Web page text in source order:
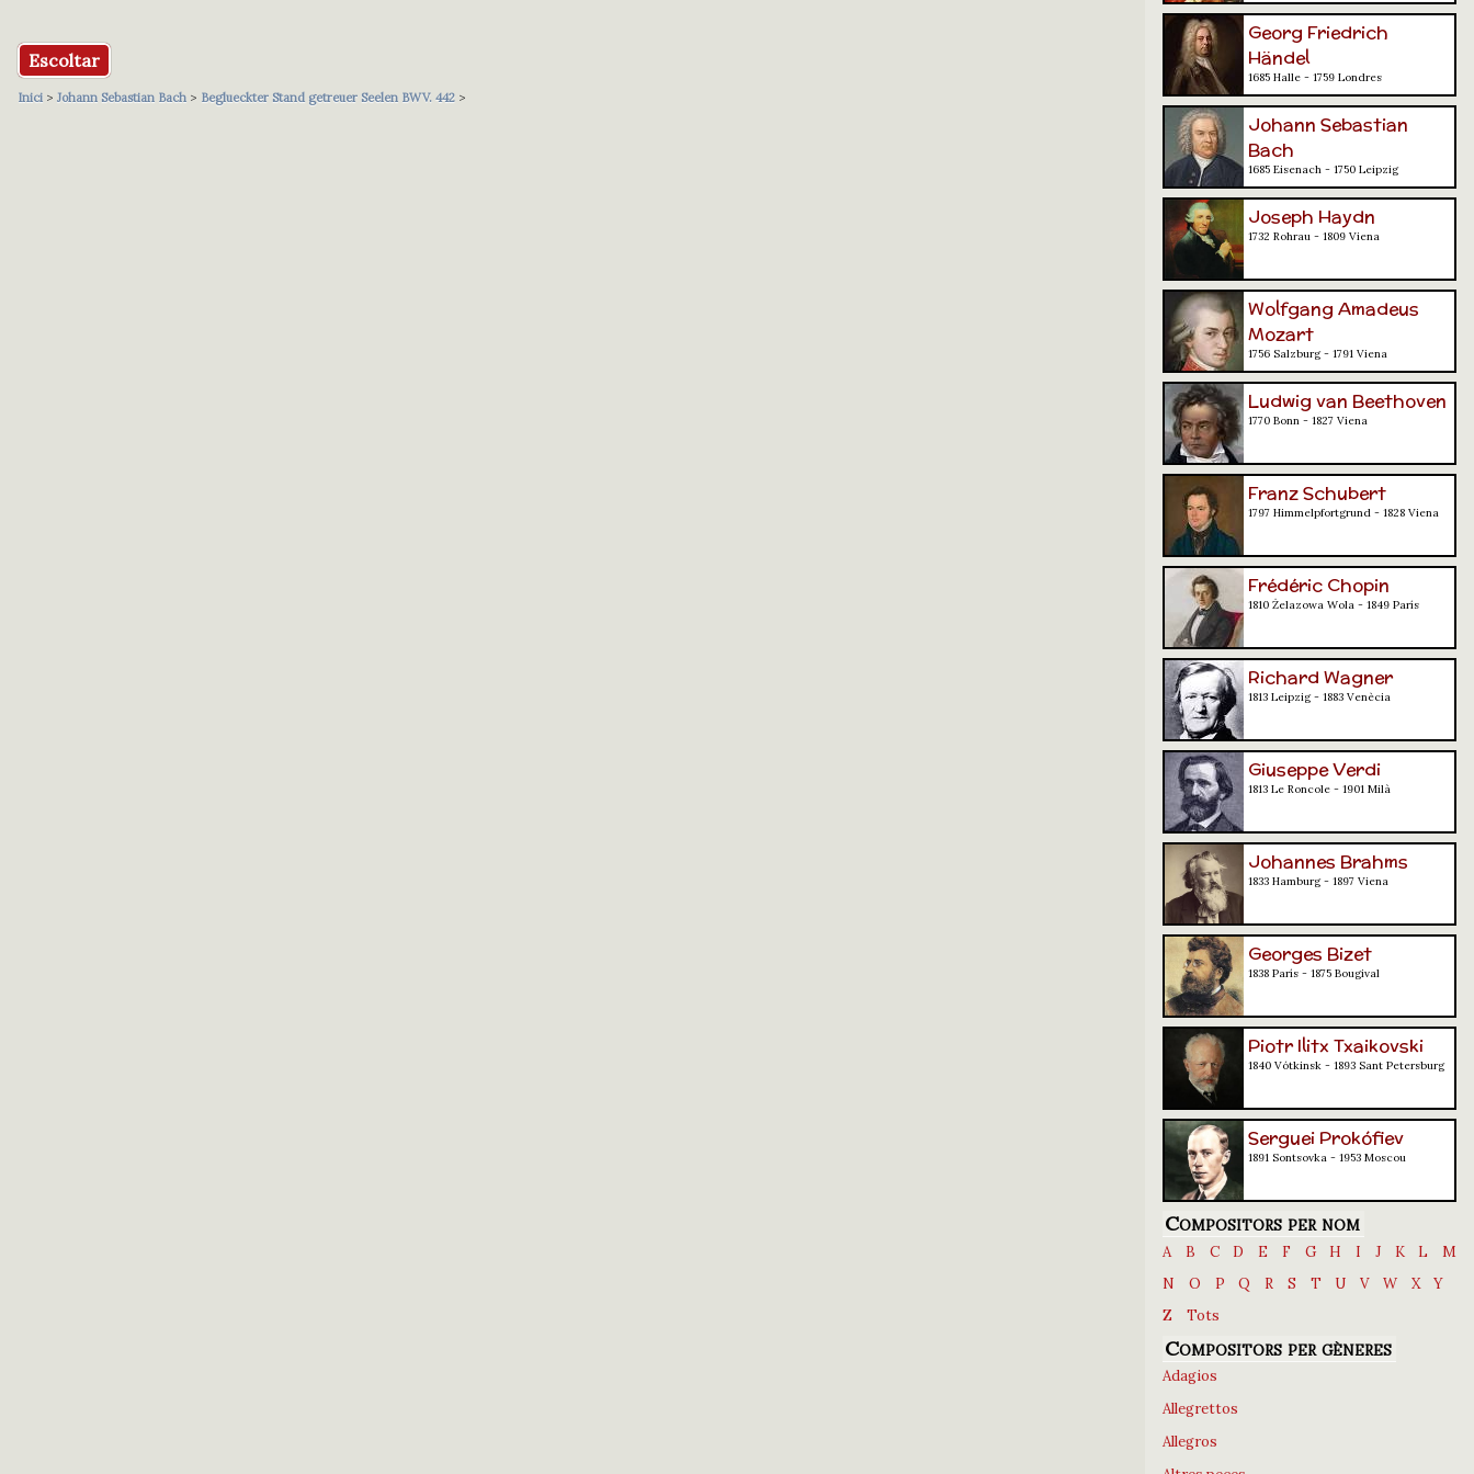
Escoltar
Inici > Johann Sebastian Bach > Beglueckter Stand getreuer Seelen BWV. 442 >
Georg Friedrich
Händel
1685 Halle - 1759 Londres
Johann Sebastian
Bach
1685 Eisenach - 1750 Leipzig
Joseph Haydn
1732 Rohrau - 1809 Viena
Wolfgang Amadeus
Mozart
1756 Salzburg - 1791 Viena
Ludwig van Beethoven
1770 Bonn - 1827 Viena
Franz Schubert
1797 Himmelpfortgrund - 1828 Viena
Frédéric Chopin
1810 Żelazowa Wola - 1849 París
Richard Wagner
1813 Leipzig - 1883 Venècia
Giuseppe Verdi
1813 Le Roncole - 1901 Milà
Johannes Brahms
1833 Hamburg - 1897 Viena
Georges Bizet
1838 París - 1875 Bougival
Piotr Ilitx Txaikovski
1840 Vótkinsk - 1893 Sant Petersburg
Serguei Prokófiev
1891 Sontsovka - 1953 Moscou
Compositors per nom
A B C D E F G H I J K L
M
N
O P Q R S T U V W X
Y
Z
Tots
Compositors per gèneres
Adagios
Allegrettos
Allegros